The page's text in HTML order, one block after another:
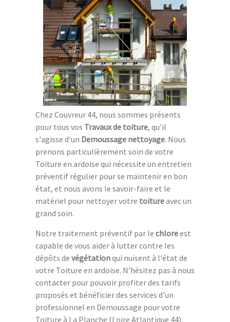
Chez Couvreur 44, nous sommes présents
pour tous vos Travaux de toiture, qu'il
s'agisse d'un Demoussage nettoyage. Nous
prenons particulièrement soin de votre
Toiture en ardoise qui nécessite un entretien
préventif régulier pour se maintenir en bon
état, et nous avons le savoir-faire et le
matériel pour nettoyer votre toitureavec un
grand soin.
Notre traitement préventif par le chloreest
capable de vous aider à lutter contre les
dépôts de végétationqui nuisent à l'état de
votre Toiture en ardoise. N'hésitez pas à nous
contacter pour pouvoir profiter des tarifs
proposés et bénéficier des services d'un
professionnel en Demoussage pour votre
Toiture à La Planche (Loire Atlantique 44).